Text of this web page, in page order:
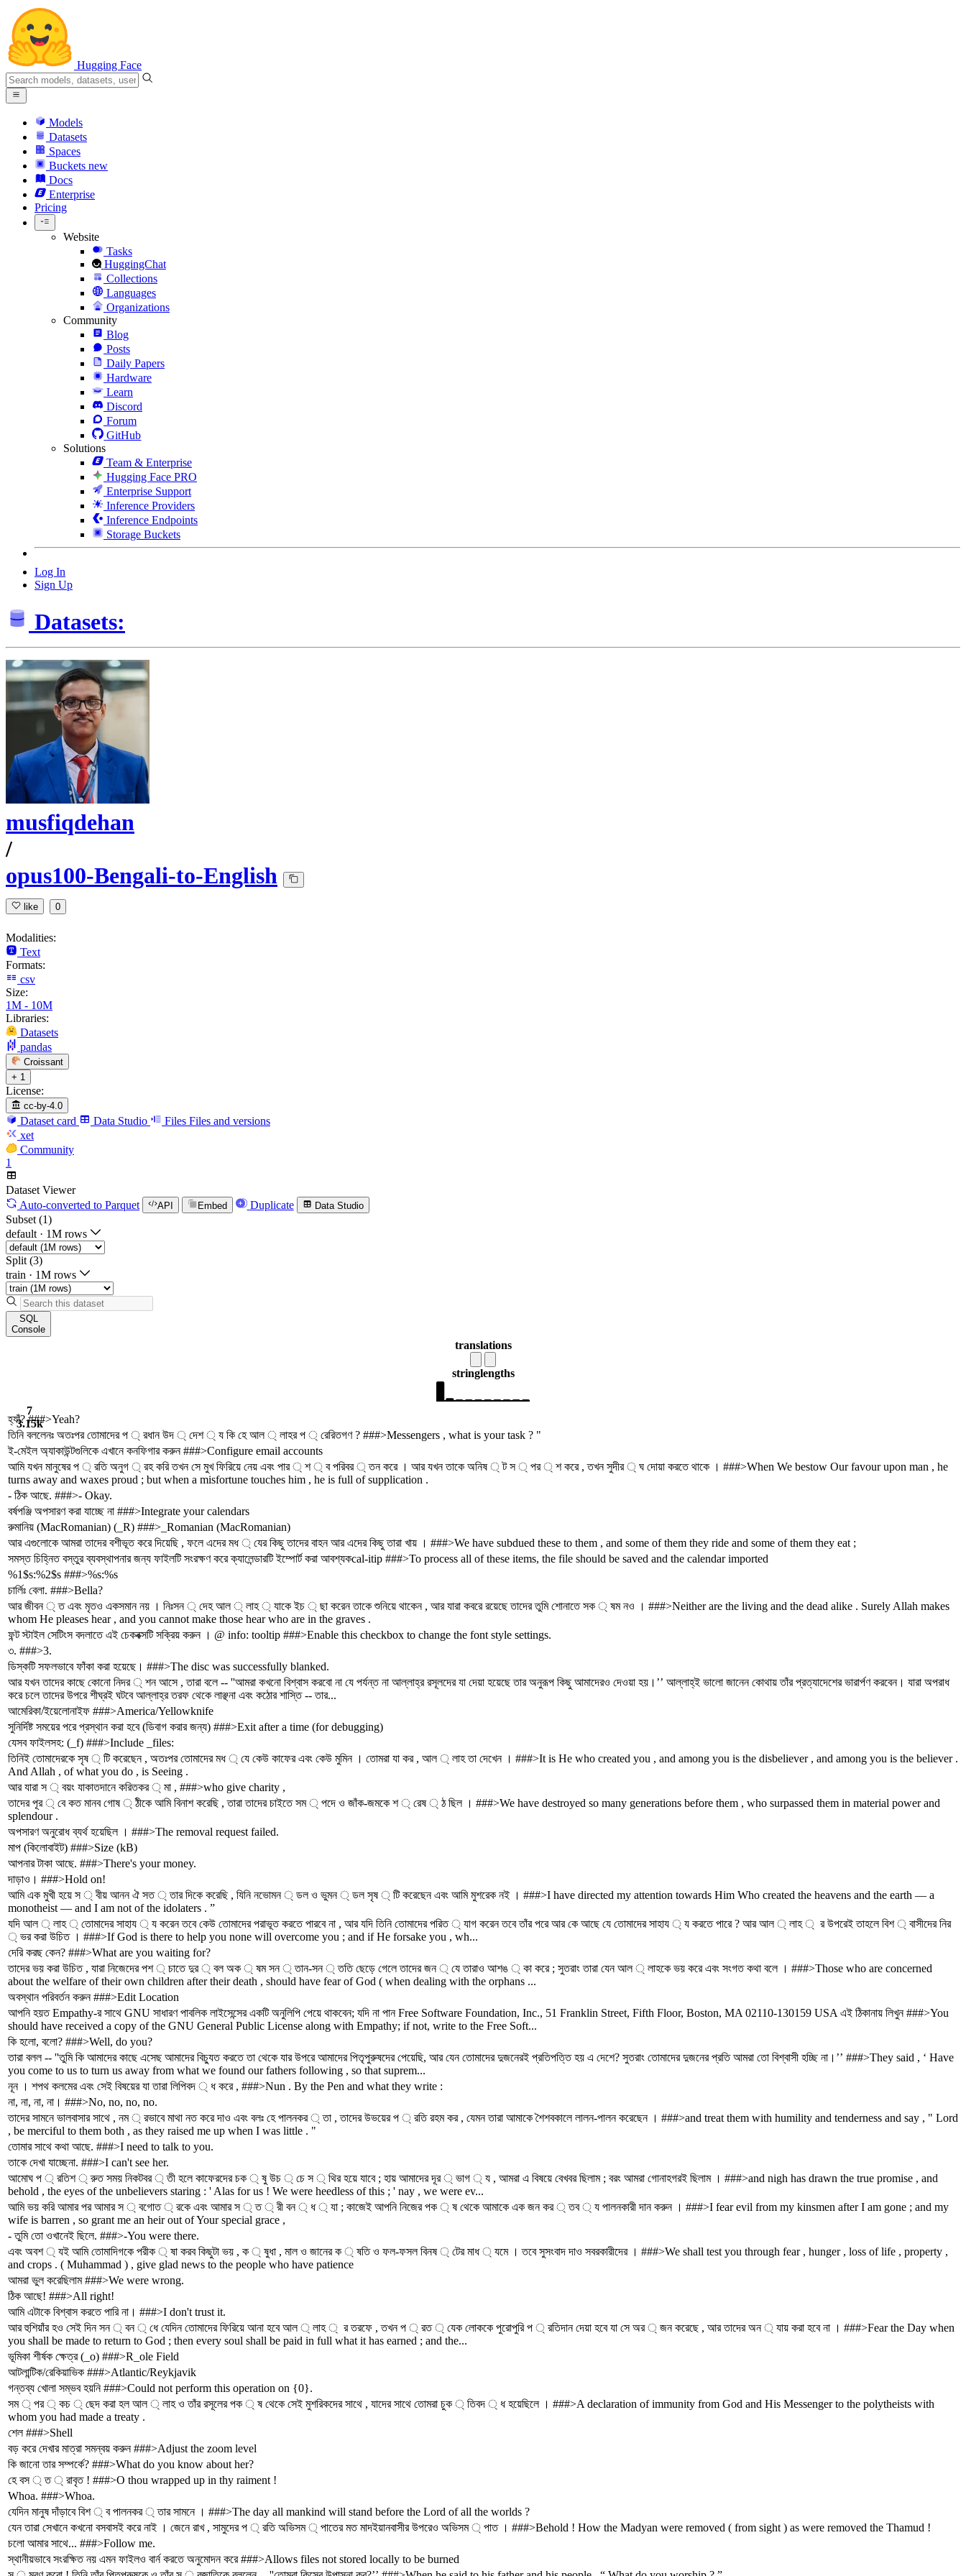
Hugging Face
Models
Datasets
Spaces
Buckets new
Docs
Enterprise
Pricing
Website
Tasks
HuggingChat
Collections
Languages
Organizations
Community
Blog
Posts
Daily Papers
Hardware
Learn
Discord
Forum
GitHub
Solutions
Team & Enterprise
Hugging Face PRO
Enterprise Support
Inference Providers
Inference Endpoints
Storage Buckets
Log In
Sign Up
Datasets:
musfiqdehan
/
opus100-Bengali-to-English
like 0
Modalities:
Text
Formats:
csv
Size:
1M - 10M
Libraries:
Datasets
pandas
Croissant
+ 1
License:
cc-by-4.0
Dataset card Data Studio Files Files and versions
xet
Community
1
Dataset Viewer
Auto-converted to Parquet API Embed Duplicate Data Studio
Subset (1)
default · 1M rows
Split (3)
train · 1M rows
SQL
Console
translations
stringlengths
7
3.15k
হ্যাঁ? ###>Yeah?
তিনি বললেনঃ অতঃপর তোমাদের প ্ রধান উদ ্ দেশ ্ য কি হে আল ্ লাহর প ্ রেরিতগণ ? ###>Messengers , what is your task ? "
ই-মেইল অ্যাকাউন্টগুলিকে এখানে কনফিগার করুন ###>Configure email accounts
আমি যখন মানুষের প ্ রতি অনুগ ্ রহ করি তখন সে মুখ ফিরিয়ে নেয় এবং পার ্ শ ্ ব পরিবর ্ তন করে । আর যখন তাকে অনিষ ্ ট স ্ পর ্ শ করে , তখন সুদীর ্ ঘ দোয়া করতে থাকে । ###>When We bestow Our favour upon man , he
turns away and waxes proud ; but when a misfortune touches him , he is full of supplication .
- ঠিক আছে. ###>- Okay.
বর্ষপঞ্জি অপসারণ করা যাচ্ছে না ###>Integrate your calendars
রুমানিয় (MacRomanian) (_R) ###>_Romanian (MacRomanian)
আর এগুলোকে আমরা তাদের বশীভূত করে দিয়েছি , ফলে এদের মধ ্ যের কিছু তাদের বাহন আর এদের কিছু তারা খায় । ###>We have subdued these to them , and some of them they ride and some of them they eat ;
সমস্ত চিহ্নিত বস্তুর ব্যবস্থাপনার জন্য ফাইলটি সংরক্ষণ করে ক্যালেন্ডারটি ইম্পোর্ট করা আবশ্যকcal-itip ###>To process all of these items, the file should be saved and the calendar imported
%1$s:%2$s ###>%s:%s
চার্লিঃ বেলা. ###>Bella?
আর জীবন ্ ত এবং মৃতও একসমান নয় । নিঃসন ্ দেহ আল ্ লাহ ্ যাকে ইচ ্ ছা করেন তাকে শুনিয়ে থাকেন , আর যারা কবরে রয়েছে তাদের তুমি শোনাতে সক ্ ষম নও । ###>Neither are the living and the dead alike . Surely Allah makes
whom He pleases hear , and you cannot make those hear who are in the graves .
ফন্ট স্টাইল সেটিংস বদলাতে এই চেকবক্সটি সক্রিয় করুন । @ info: tooltip ###>Enable this checkbox to change the font style settings.
৩. ###>3.
ডিস্কটি সফলভাবে ফাঁকা করা হয়েছে। ###>The disc was successfully blanked.
আর যখন তাদের কাছে কোনো নিদর ্ শন আসে , তারা বলে -- ''আমরা কখনো বিশ্বাস করবো না যে পর্যন্ত না আল্লাহ্‌র রসূলদের যা দেয়া হয়েছে তার অনুরূপ কিছু আমাদেরও দেওয়া হয়।’’ আল্লাহ্‌ই ভালো জানেন কোথায় তাঁর প্রত্যাদেশের ভারার্পণ করবেন। যারা অপরাধ
করে চলে তাদের উপরে শীঘ্রই ঘটবে আল্লাহ্‌র তরফ থেকে লাঞ্ছনা এবং কঠোর শাস্তি -- তার...
আমেরিকা/ইয়েলোনাইফ ###>America/Yellowknife
সুনির্দিষ্ট সময়ের পরে প্রস্থান করা হবে (ডিবাগ করার জন্য) ###>Exit after a time (for debugging)
যেসব ফাইলসহ: (_f) ###>Include _files:
তিনিই তোমাদেরকে সৃষ ্ টি করেছেন , অতঃপর তোমাদের মধ ্ যে কেউ কাফের এবং কেউ মুমিন । তোমরা যা কর , আল ্ লাহ তা দেখেন । ###>It is He who created you , and among you is the disbeliever , and among you is the believer .
And Allah , of what you do , is Seeing .
আর যারা স ্ বয়ং যাকাতদানে করিতকর ্ মা , ###>who give charity ,
তাদের পূর ্ বে কত মানব গোষ ্ ঠীকে আমি বিনাশ করেছি , তারা তাদের চাইতে সম ্ পদে ও জাঁক-জমকে শ ্ রেষ ্ ঠ ছিল । ###>We have destroyed so many generations before them , who surpassed them in material power and
splendour .
অপসারণ অনুরোধ ব্যর্থ হয়েছিল । ###>The removal request failed.
মাপ (কিলোবাইট) ###>Size (kB)
আপনার টাকা আছে. ###>There's your money.
দাড়াও। ###>Hold on!
আমি এক মুখী হয়ে স ্ বীয় আনন ঐ সত ্ তার দিকে করেছি , যিনি নভোমন ্ ডল ও ভুমন ্ ডল সৃষ ্ টি করেছেন এবং আমি মুশরেক নই । ###>I have directed my attention towards Him Who created the heavens and the earth — a
monotheist — and I am not of the idolaters . ”
যদি আল ্ লাহ ্ তোমাদের সাহায ্ য করেন তবে কেউ তোমাদের পরাভূত করতে পারবে না , আর যদি তিনি তোমাদের পরিত ্ যাগ করেন তবে তাঁর পরে আর কে আছে যে তোমাদের সাহায ্ য করতে পারে ? আর আল ্ লাহ ্ ‌ র উপরেই তাহলে বিশ ্ বাসীদের নির
্ ভর করা উচিত । ###>If God is there to help you none will overcome you ; and if He forsake you , wh...
দেরি করছ কেন? ###>What are you waiting for?
তাদের ভয় করা উচিত , যারা নিজেদের পশ ্ চাতে দুর ্ বল অক ্ ষম সন ্ তান-সন ্ ততি ছেড়ে গেলে তাদের জন ্ যে তারাও আশঙ ্ কা করে ; সুতরাং তারা যেন আল ্ লাহকে ভয় করে এবং সংগত কথা বলে । ###>Those who are concerned
about the welfare of their own children after their death , should have fear of God ( when dealing with the orphans ...
অবস্থান পরিবর্তন করুন ###>Edit Location
আপনি হয়ত Empathy-র সাথে GNU সাধারণ পাবলিক লাইসেন্সের একটি অনুলিপি পেয়ে থাকবেন; যদি না পান Free Software Foundation, Inc., 51 Franklin Street, Fifth Floor, Boston, MA 02110-130159 USA এই ঠিকানায় লিখুন ###>You
should have received a copy of the GNU General Public License along with Empathy; if not, write to the Free Soft...
কি হলো, বলো? ###>Well, do you?
তারা বলল -- ''তুমি কি আমাদের কাছে এসেছ আমাদের বিচ্যুত করতে তা থেকে যার উপরে আমাদের পিতৃপুরুষদের পেয়েছি, আর যেন তোমাদের দুজনেরই প্রতিপত্তি হয় এ দেশে? সুতরাং তোমাদের দুজনের প্রতি আমরা তো বিশ্বাসী হচ্ছি না।’’ ###>They said , ‘ Have
you come to us to turn us away from what we found our fathers following , so that suprem...
নূন । শপথ কলমের এবং সেই বিষয়ের যা তারা লিপিবদ ্ ধ করে , ###>Nun . By the Pen and what they write :
না, না, না, না। ###>No, no, no, no.
তাদের সামনে ভালবাসার সাথে , নম ্ রভাবে মাথা নত করে দাও এবং বলঃ হে পালনকর ্ তা , তাদের উভয়ের প ্ রতি রহম কর , যেমন তারা আমাকে শৈশবকালে লালন-পালন করেছেন । ###>and treat them with humility and tenderness and say , " Lord
, be merciful to them both , as they raised me up when I was little . "
তোমার সাথে কথা আছে. ###>I need to talk to you.
তাকে দেখা যাচ্ছেনা. ###>I can't see her.
আমোঘ প ্ রতিশ ্ রুত সময় নিকটবর ্ তী হলে কাফেরদের চক ্ ষু উচ ্ চে স ্ থির হয়ে যাবে ; হায় আমাদের দূর ্ ভাগ ্ য , আমরা এ বিষয়ে বেখবর ছিলাম ; বরং আমরা গোনাহগরই ছিলাম । ###>and nigh has drawn the true promise , and
behold , the eyes of the unbelievers staring : ' Alas for us ! We were heedless of this ; ' nay , we were ev...
আমি ভয় করি আমার পর আমার স ্ বগোত ্ রকে এবং আমার স ্ ত ্ রী বন ্ ধ ্ যা ; কাজেই আপনি নিজের পক ্ ষ থেকে আমাকে এক জন কর ্ তব ্ য পালনকারী দান করুন । ###>I fear evil from my kinsmen after I am gone ; and my
wife is barren , so grant me an heir out of Your special grace ,
- তুমি তো ওখানেই ছিলে. ###>-You were there.
এবং অবশ ্ যই আমি তোমাদিগকে পরীক ্ ষা করব কিছুটা ভয় , ক ্ ষুধা , মাল ও জানের ক ্ ষতি ও ফল-ফসল বিনষ ্ টের মাধ ্ যমে । তবে সুসংবাদ দাও সবরকারীদের । ###>We shall test you through fear , hunger , loss of life , property ,
and crops . ( Muhammad ) , give glad news to the people who have patience
আমরা ভুল করেছিলাম ###>We were wrong.
ঠিক আছে! ###>All right!
আমি এটাকে বিশ্বাস করতে পারি না। ###>I don't trust it.
আর হুশিয়াঁর হও সেই দিন সন ্ বন ্ ধে যেদিন তোমাদের ফিরিয়ে আনা হবে আল ্ লাহ ্ ‌ র তরফে , তখন প ্ রত ্ যেক লোককে পুরোপুরি প ্ রতিদান দেয়া হবে যা সে অর ্ জন করেছে , আর তাদের অন ্ যায় করা হবে না । ###>Fear the Day when
you shall be made to return to God ; then every soul shall be paid in full what it has earned ; and the...
ভূমিকা শীর্ষক ক্ষেত্র (_o) ###>R_ole Field
আটলান্টিক/রেকিয়াভিক ###>Atlantic/Reykjavik
গন্তব্য খোলা সম্ভব হয়নি ###>Could not perform this operation on {0}.
সম ্ পর ্ কচ ্ ছেদ করা হল আল ্ লাহ ও তাঁর রসূলের পক ্ ষ থেকে সেই মুশরিকদের সাথে , যাদের সাথে তোমরা চুক ্ তিবদ ্ ধ হয়েছিলে । ###>A declaration of immunity from God and His Messenger to the polytheists with
whom you had made a treaty .
শেল ###>Shell
বড় করে দেখার মাত্রা সমন্বয় করুন ###>Adjust the zoom level
কি জানো তার সম্পর্কে? ###>What do you know about her?
হে বস ্ ত ্ রাবৃত ! ###>O thou wrapped up in thy raiment !
Whoa. ###>Whoa.
যেদিন মানুষ দাঁড়াবে বিশ ্ ব পালনকর ্ তার সামনে । ###>The day all mankind will stand before the Lord of all the worlds ?
যেন তারা সেখানে কখনো বসবাসই করে নাই । জেনে রাখ , সামুদের প ্ রতি অভিসম ্ পাতের মত মাদইয়ানবাসীর উপরেও অভিসম ্ পাত । ###>Behold ! How the Madyan were removed ( from sight ) as were removed the Thamud !
চলো আমার সাথে... ###>Follow me.
স্থানীয়ভাবে সংরক্ষিত নয় এমন ফাইলও বার্ন করতে অনুমোদন করে ###>Allows files not stored locally to be burned